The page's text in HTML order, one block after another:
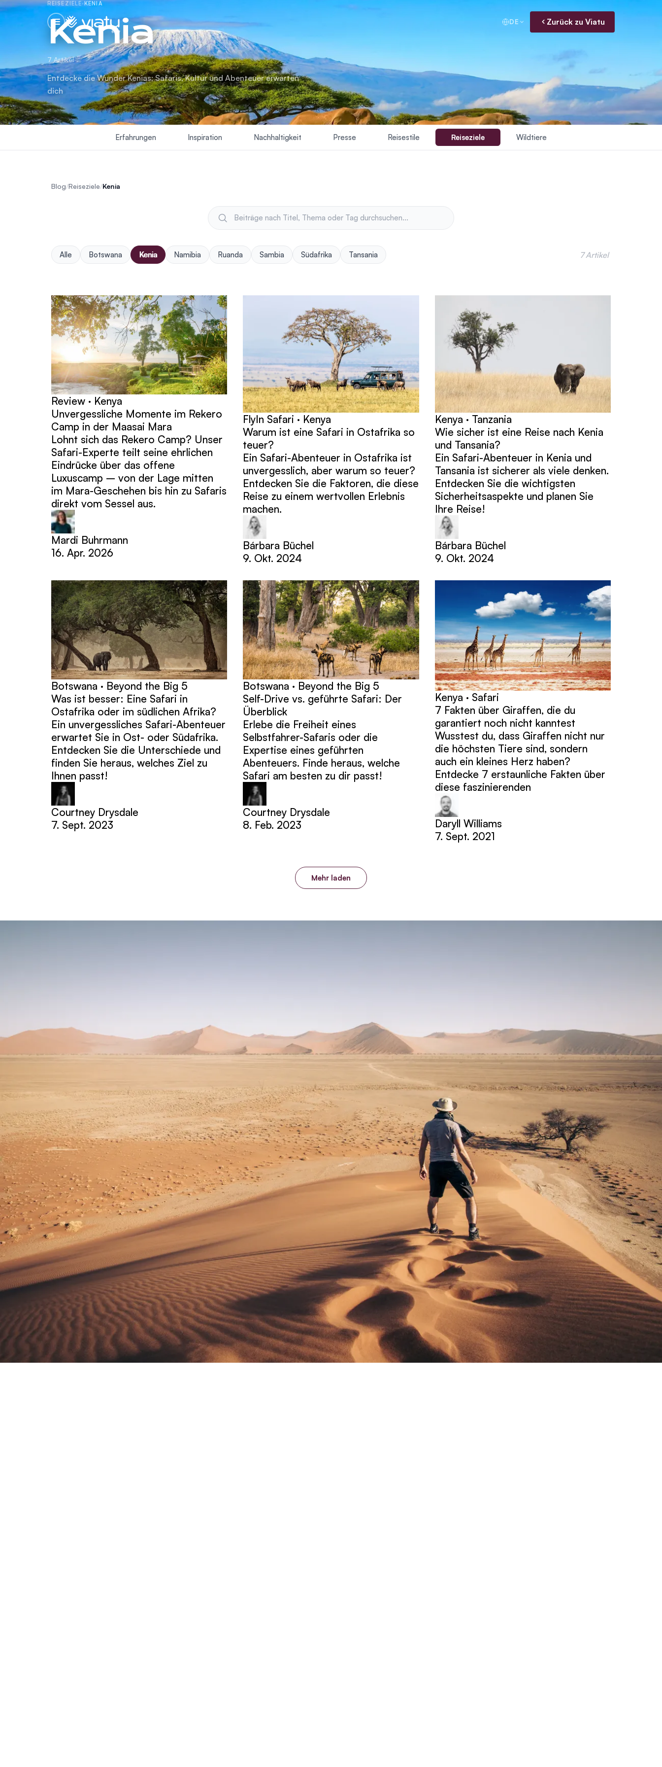
blog
DE Zurück zu Viatu
REISEZIELE· KENIA
Kenia
7 Artikel
Entdecke die Wunder Kenias: Safaris, Kultur und Abenteuer erwarten
dich
Erfahrungen Inspiration Nachhaltigkeit Presse Reisestile Reiseziele Wildtiere
Blog/Reiseziele/Kenia
Alle Botswana Kenia Namibia Ruanda Sambia Südafrika Tansania 7 Artikel
Beiträge
Review · Kenya
Unvergessliche Momente im Rekero
Camp in der Maasai Mara
Lohnt sich das Rekero Camp? Unser
Safari-Experte teilt seine ehrlichen
Eindrücke über das offene
Luxuscamp – von der Lage mitten
im Mara-Geschehen bis hin zu Safaris
direkt vom Sessel aus.
Mardi Buhrmann
16. Apr. 2026
FlyIn Safari · Kenya
Warum ist eine Safari in Ostafrika so
teuer?
Ein Safari-Abenteuer in Ostafrika ist
unvergesslich, aber warum so teuer?
Entdecken Sie die Faktoren, die diese
Reise zu einem wertvollen Erlebnis
machen.
Bárbara Büchel
9. Okt. 2024
Kenya · Tanzania
Wie sicher ist eine Reise nach Kenia
und Tansania?
Ein Safari-Abenteuer in Kenia und
Tansania ist sicherer als viele denken.
Entdecken Sie die wichtigsten
Sicherheitsaspekte und planen Sie
Ihre Reise!
Bárbara Büchel
9. Okt. 2024
Botswana · Beyond the Big 5
Was ist besser: Eine Safari in
Ostafrika oder im südlichen Afrika?
Ein unvergessliches Safari-Abenteuer
erwartet Sie in Ost- oder Südafrika.
Entdecken Sie die Unterschiede und
finden Sie heraus, welches Ziel zu
Ihnen passt!
Courtney Drysdale
7. Sept. 2023
Botswana · Beyond the Big 5
Self-Drive vs. geführte Safari: Der
Überblick
Erlebe die Freiheit eines
Selbstfahrer-Safaris oder die
Expertise eines geführten
Abenteuers. Finde heraus, welche
Safari am besten zu dir passt!
Courtney Drysdale
8. Feb. 2023
Kenya · Safari
7 Fakten über Giraffen, die du
garantiert noch nicht kanntest
Wusstest du, dass Giraffen nicht nur
die höchsten Tiere sind, sondern
auch ein kleines Herz haben?
Entdecke 7 erstaunliche Fakten über
diese faszinierenden
Daryll Williams
7. Sept. 2021
Mehr laden